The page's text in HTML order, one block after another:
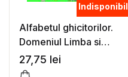
Indisponibil
Alfabetul ghicitorilor.
Domeniul Limba si
comunicare. Caiet de
munca independenta –
27,75 lei